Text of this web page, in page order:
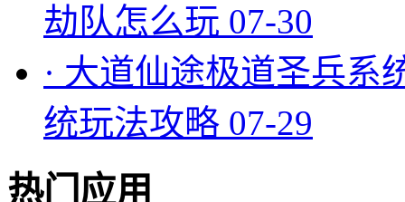
劫队怎么玩 07-30
· 大道仙途极道圣兵系
统玩法攻略 07-29
热门应用